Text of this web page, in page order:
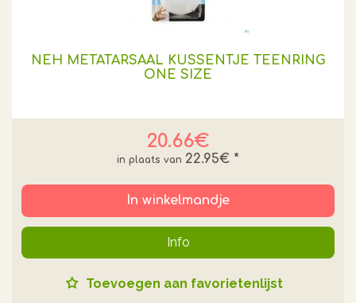
NEH METATARSAAL KUSSENTJE TEENRING
ONE SIZE
20.66€
22.95€ *
In winkelmandje
Info
Toevoegen aan favorietenlijst